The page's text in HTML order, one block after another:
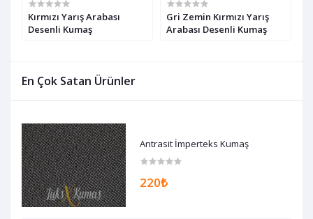
En Çok Satan Ürünler
Antrasit İmperteks Kumaş
220₺
Kırmızı Yarış Arabası
Desenli Kumaş
Gri Zemin Kırmızı Yarış
Arabası Desenli Kumaş